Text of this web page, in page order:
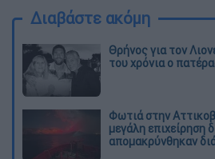
Διαβάστε ακόμη
Θρήνος για τον
του χρόνια ο
Φωτιά στην
μεγάλη επιχείρηση
απομακρύνθηκαν